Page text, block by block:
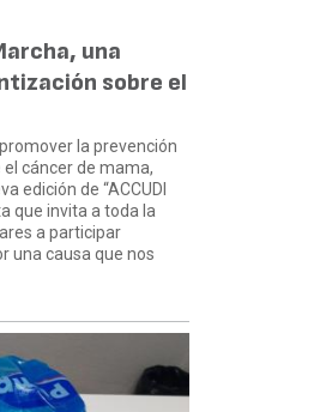
una
sobre el
la prevención
cáncer de mama,
edición de “ACCUDI
que invita a toda la
a participar
una causa que nos